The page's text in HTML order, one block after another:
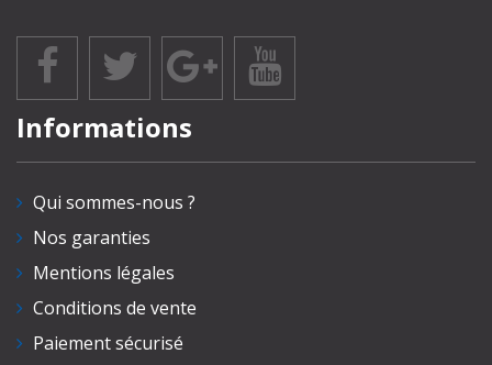
Informations
Qui sommes-nous ?
Nos garanties
Mentions légales
Conditions de vente
Paiement sécurisé